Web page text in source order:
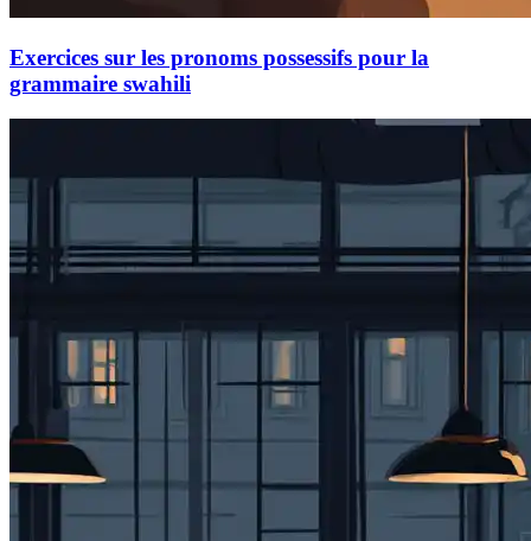
Exercices sur les pronoms possessifs pour la
grammaire swahili